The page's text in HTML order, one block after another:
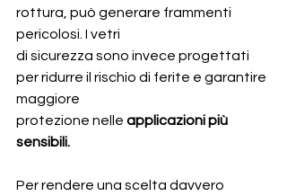
rottura, può generare frammenti
pericolosi. I vetri
di sicurezza sono invece progettati
per ridurre il rischio di ferite e garantire
maggiore
protezione nelle applicazioni più
sensibili.
Per rendere una scelta davvero